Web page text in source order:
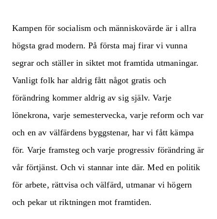
Kampen för socialism och människovärde är i allra
högsta grad modern. På första maj firar vi vunna
segrar och ställer in siktet mot framtida utmaningar.
Vanligt folk har aldrig fått något gratis och
förändring kommer aldrig av sig själv. Varje
lönekrona, varje semestervecka, varje reform och var
och en av välfärdens byggstenar, har vi fått kämpa
för. Varje framsteg och varje progressiv förändring är
vår förtjänst. Och vi stannar inte där. Med en politik
för arbete, rättvisa och välfärd, utmanar vi högern
och pekar ut riktningen mot framtiden.